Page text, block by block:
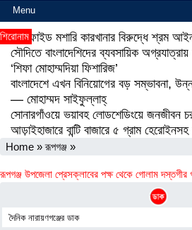
Menu
শিরোনাম
বোনাফাইড মশারি কারখানার বিরুদ্ধে শ্রম
সৌদিতে বাংলাদেশিদের ব্যবসায়িক
‘শিফা মোহাম্মদিয়া ফিশারিজ’
বাংলাদেশে এখন বিনিয়োগের বড় সম্ভাবনা,
— মোহাম্মদ সাইফুল্লাহ্
সোনারগাঁওয়ে ভয়াবহ লোডশেডিংয়ে জনজীবন
আড়াইহাজারে বান্টি বাজারে ৫ গ্রাম
Home »রূপগঞ্জ »
রূপগঞ্জ উপজেলা প্রেসক্লাবের পক্ষ থেকে গোলাম দস্তগীর
দৈনিক নারায়ণগঞ্জের ডাক